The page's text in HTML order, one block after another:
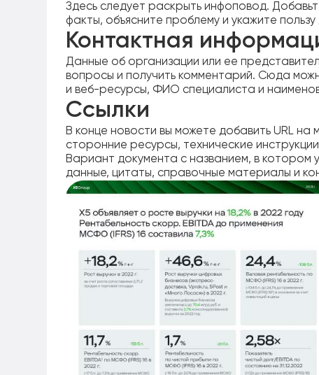
Здесь следует раскрыть инфоповод.
факты, объясните проблему и укажите
Контактная
Данные об организации или ее
вопросы и получить комментарий. Сюда
и веб-ресурсы, ФИО специалиста и
Ссылки
В конце новости вы можете добавить URL
сторонние ресурсы, технические
Вариант документа с названием, в котором
данные, цитаты, справочные материалы и